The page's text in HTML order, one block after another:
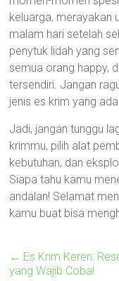
keluarga, merayakan
malam hari setelah
penytuk lidah yang
semua orang happy,
tersendiri. Jangan
jenis es krim yang
Jadi, jangan tunggu
krimmu, pilih alat
kebutuhan, dan
Siapa tahu kamu
andalan! Selamat
kamu buat bisa
← Es Krim Keren:
yang Wajib Coba!